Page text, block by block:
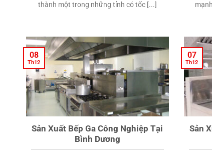
thành một trong những tỉnh có tốc [...]
Sản Xuất Bếp Ga Công Nghiệp Tại
Bình Dương
08
Th12
Sản
07
Th12